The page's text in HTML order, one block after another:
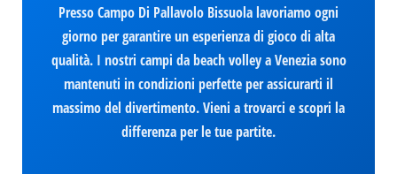
Presso Campo Di Pallavolo Bissuola lavoriamo ogni
giorno per garantire un esperienza di gioco di alta
qualità. I nostri campi da beach volley a Venezia sono
mantenuti in condizioni perfette per assicurarti il
massimo del divertimento. Vieni a trovarci e scopri la
differenza per le tue partite.